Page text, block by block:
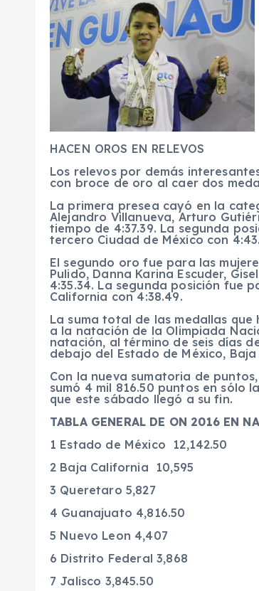
HACEN OROS EN RELEVOS
Los relevos por demás
con broce de oro al caer dos
La primera presea cayó en la
Alejandro Villanueva, Arturo
tiempo de 4:37.39. La segunda
tercero Ciudad de México con
El segundo oro fue para las
Pulido, Danna Karina Escuder,
4:35.34. La segunda posición fue
California con 4:38.49.
La suma total de las medallas
a la natación de la Olimpiada
natación, al término de seis días
debajo del Estado de México,
Con la nueva sumatoria de
sumó 4 mil 816.50 puntos en sólo
que este sábado llegó a su fin.
TABLA GENERAL DE ON 2016 EN
1 Estado de México 12,142.50
2 Baja California 10,595
3 Queretaro 5,827
4 Guanajuato 4,816.50
5 Nuevo Leon 4,407
6 Distrito Federal 3,868
7 Jalisco 3,845.50